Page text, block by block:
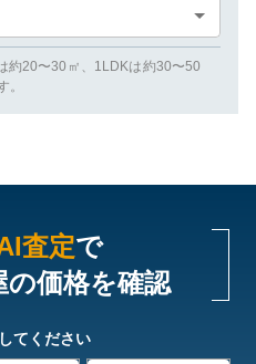
約20〜30㎡、1LDKは約30〜50
。
査定で
価格を確認
てください